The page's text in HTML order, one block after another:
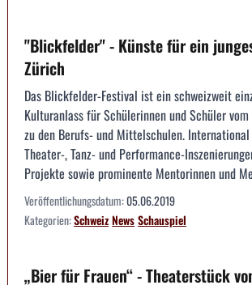
"Blickfelder" - Künste für ein
Zürich
Das Blickfelder-Festival ist ein schweizweit
Kulturanlass für Schülerinnen und Schüler
zu den Berufs- und Mittelschulen.
Theater-, Tanz- und Performance-
Projekte sowie prominente Mentorinnen und
Veröffentlichungsdatum:05.06.2019
Kategorien:SchweizNewsSchauspiel
„Bier für Frauen“ - Theaterstück